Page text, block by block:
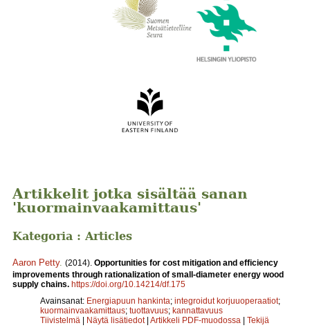
Artikkelit jotka sisältää sanan
'kuormainvaakamittaus'
Kategoria : Articles
Aaron Petty. (2014). Opportunities for cost mitigation and efficiency
improvements through rationalization of small-diameter energy wood
supply chains. https://doi.org/10.14214/df.175
Avainsanat: Energiapuun hankinta; integroidut korjuuoperaatiot;
kuormainvaakamittaus; tuottavuus; kannattavuus
Tiivistelmä | Näytä lisätiedot | Artikkeli PDF-muodossa | Tekijä